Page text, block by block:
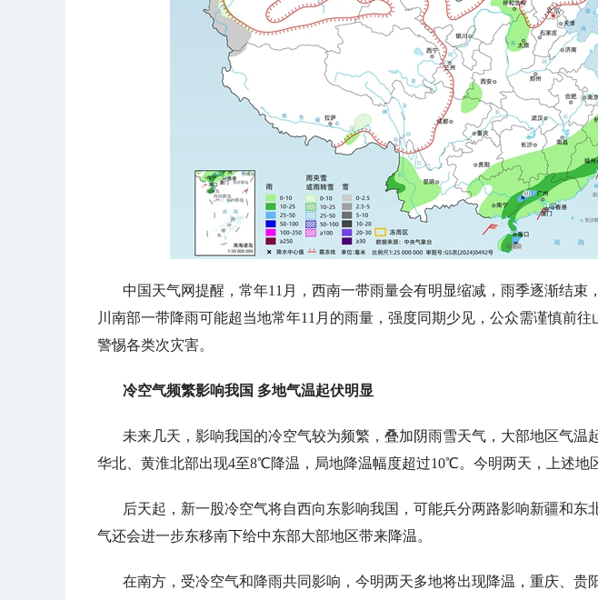
中国天气网提醒，常年11月，西南一带雨量会有明显缩减，雨季逐渐结束
川南部一带降雨可能超当地常年11月的雨量，强度同期少见，公众需谨慎前往
警惕各类次灾害。
冷空气频繁影响我国 多地气温起伏明显
未来几天，影响我国的冷空气较为频繁，叠加阴雨雪天气，大部地区气温
华北、黄淮北部出现4至8℃降温，局地降温幅度超过10℃。今明两天，上述地
后天起，新一股冷空气将自西向东影响我国，可能兵分两路影响新疆和东
气还会进一步东移南下给中东部大部地区带来降温。
在南方，受冷空气和降雨共同影响，今明两天多地将出现降温，重庆、贵